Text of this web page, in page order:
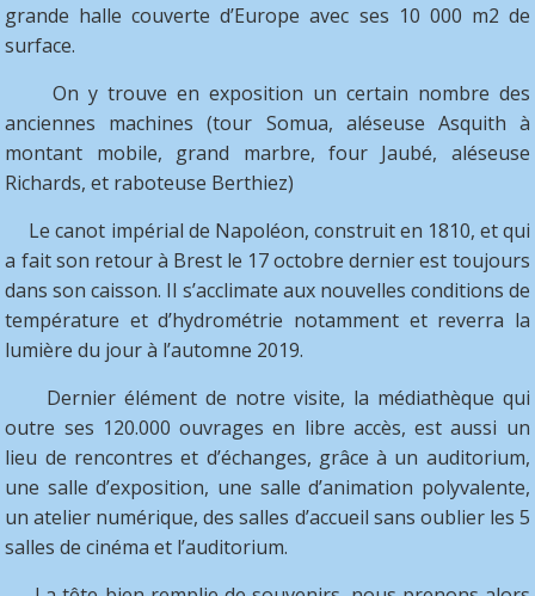
grande halle couverte d’Europe avec ses 10 000 m2 de
surface.
On y trouve en exposition un certain nombre des
anciennes machines (tour Somua, aléseuse Asquith à
montant mobile, grand marbre, four Jaubé, aléseuse
Richards, et raboteuse Berthiez)
Le canot impérial de Napoléon, construit en 1810, et qui
a fait son retour à Brest le 17 octobre dernier est toujours
dans son caisson. Il s’acclimate aux nouvelles conditions de
température et d’hydrométrie notamment et reverra la
lumière du jour à l’automne 2019.
Dernier élément de notre visite, la médiathèque qui
outre ses 120.000 ouvrages en libre accès, est aussi un
lieu de rencontres et d’échanges, grâce à un auditorium,
une salle d’exposition, une salle d’animation polyvalente,
un atelier numérique, des salles d’accueil sans oublier les 5
salles decinéma et l’auditorium.